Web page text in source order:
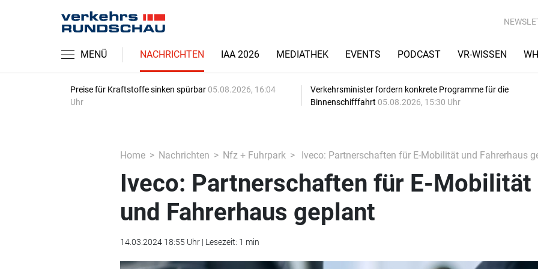
MENÜ NACHRICHTEN IAA 2026 MEDIATHEK EVENTS PODCAST VR-WISSEN
Preise für Kraftstoffe sinken spürbar 05.08.2026, 16:04
Uhr
Verkehrsminister fordern konkrete Programme für die
Binnenschifffahrt 05.08.2026, 15:30 Uhr
Home Nachrichten Nfz + Fuhrpark Iveco: Partnerschaften für E-Mobilität und Fahrerhaus
Iveco: Partnerschaften für E-Mobilität
und Fahrerhaus geplant
14.03.2024 18:55 Uhr | Lesezeit: 1 min